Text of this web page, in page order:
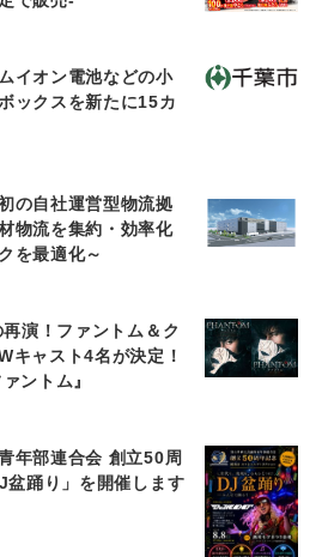
イオン電池などの小
ックスを新たに15カ
の自社運営型物流拠
物流を集約・効率化
を最適化～
演！ファントム＆ク
キャスト4名が決定！
ントム』
年部連合会 創立50周
盆踊り」を開催します